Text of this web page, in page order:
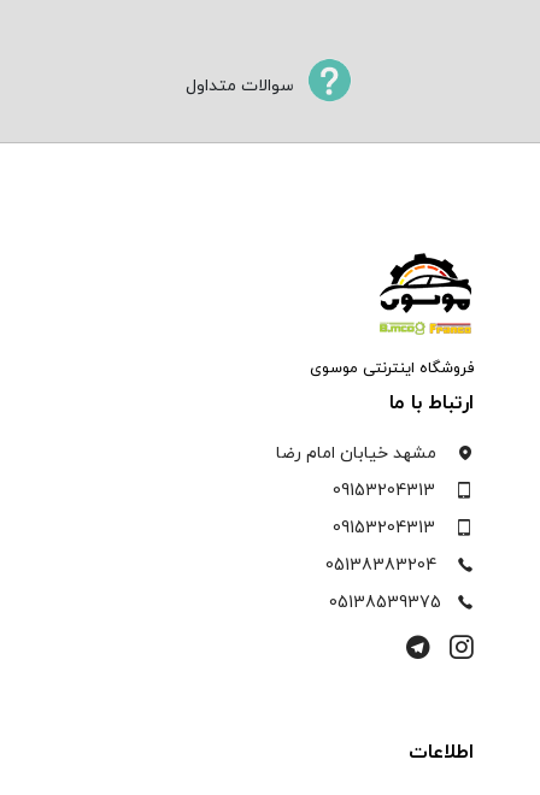
سوالات متداول
فروشگاه اینترنتی موسوی
ارتباط با ما
مشهد خیابان امام رضا
09153204313
09153204313
05138383204
05138539375
اطلاعات